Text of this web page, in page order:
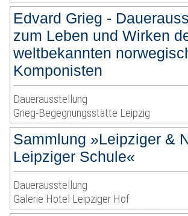
Edvard Grieg -
zum Leben und Wirken
weltbekannten
Komponisten
Dauerausstellung
Grieg-Begegnungsstätte Leipzig
Sammlung »Leipziger &
Leipziger Schule«
Dauerausstellung
Galerie Hotel Leipziger Hof